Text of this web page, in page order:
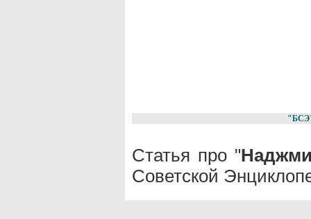
Статья про "
Советской